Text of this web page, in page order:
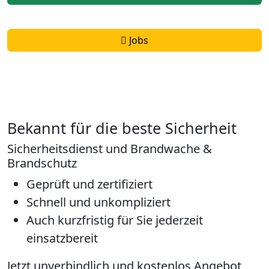
Jobs
Bekannt für die beste Sicherheit
Sicherheitsdienst und Brandwache &
Brandschutz
Geprüft und zertifiziert
Schnell und unkompliziert
Auch kurzfristig für Sie jederzeit
einsatzbereit
Jetzt unverbindlich und kostenlos Angebot